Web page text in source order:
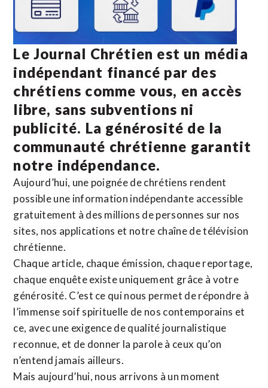
Le Journal Chrétien est un média
indépendant financé par des
chrétiens comme vous, en accès
libre, sans subventions ni
publicité. La générosité de la
communauté chrétienne garantit
notre indépendance.
Aujourd’hui, une poignée de chrétiens rendent
possible une information indépendante accessible
gratuitement à des millions de personnes sur nos
sites, nos applications et notre chaîne de télévision
chrétienne.
Chaque article, chaque émission, chaque reportage,
chaque enquête existe uniquement grâce à votre
générosité. C’est ce qui nous permet de répondre à
l’immense soif spirituelle de nos contemporains et
ce, avec une exigence de qualité journalistique
reconnue, et de donner la parole à ceux qu’on
n’entend jamais ailleurs.
Mais aujourd’hui, nous arrivons à un moment